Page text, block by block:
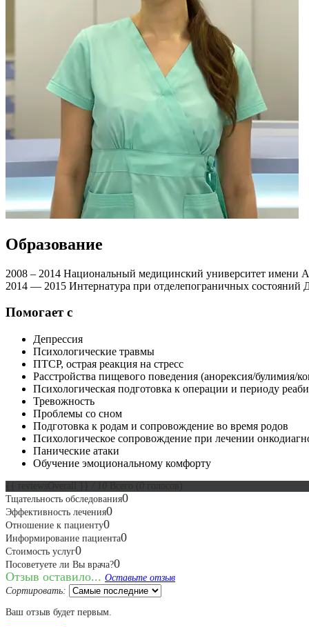
Образование
2008 – 2014 Национальный медицинский университет имени
2014 — 2015 Интернатура при отделепограничных состояний
Помогает с
Депрессия
Психологические травмы
ПТСР, острая реакция на стресс
Расстройства пищевого поведения (анорексия/булимия/
Психологическая подготовка к операции и периоду
Тревожность
Проблемы со сном
Подготовка к родам и сопровождение во время родов
Психологическое сопровождение при лечении
Панические атаки
Обучение эмоциональному комфорту
Тщательность обследования0
Эффективность лечения0
Отношение к пациенту0
Информирование пациента0
Стоимость услуг0
Посоветуете ли Вы врача?0
Отзыв оставило... Оставьте отзыв
Сортировать:
Ваш отзыв будет первым.